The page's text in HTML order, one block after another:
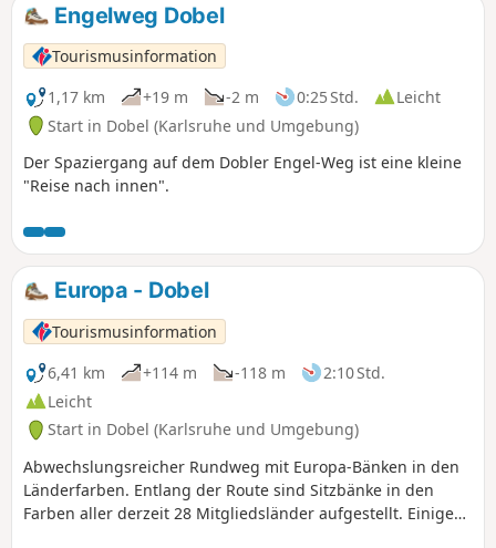
Engelweg Dobel
Tourismusinformation
1,17 km
+19 m -2 m 0:25 Std.
Leicht
Start in Dobel (Karlsruhe und Umgebung)
Der Spaziergang auf dem Dobler Engel-Weg ist eine kleine
"Reise nach innen".
Europa - Dobel
Tourismusinformation
6,41 km
+114 m -118 m
2:10 Std.
Leicht
Start in Dobel (Karlsruhe und Umgebung)
Abwechslungsreicher Rundweg mit Europa-Bänken in den
Länderfarben. Entlang der Route sind Sitzbänke in den
Farben aller derzeit 28 Mitgliedsländer aufgestellt. Einige